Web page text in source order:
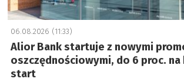
06.08.2026 (11:33)
Alior Bank startuje z nowymi
oszczędnościowymi, do 6 proc. na
start